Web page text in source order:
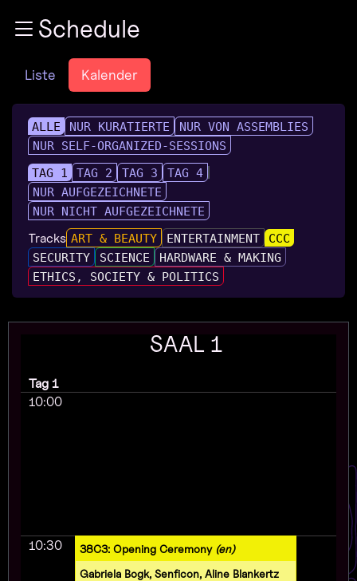
Zum InhaltSchedule
Liste Kalender
ALLE NUR KURATIERTE
NUR VON ASSEMBLIES
NUR SELF-ORGANIZED-SESSIONS
TAG 1
TAG 2 TAG 3
TAG 4
NUR AUFGEZEICHNETE
NUR NICHT AUFGEZEICHNETE
Tracks ART & BEAUTY ENTERTAINMENT
CCC
SECURITY
SCIENCE
HARDWARE & MAKING
ETHICS, SOCIETY & POLITICS
Tag 1
10:00
10:30
SAAL 1
38C3: Opening Ceremony (en)
Gabriela Bogk, Senficon, Aline Blankertz